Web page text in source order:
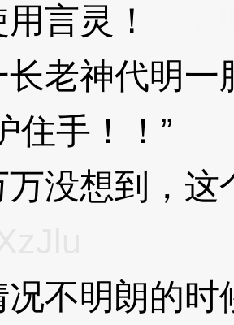
言灵！
神代明一
住手！！”
想到，这
明朗的时